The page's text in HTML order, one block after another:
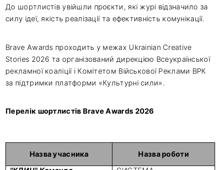
До шортлистів увійшли проєкти, які журі відзначило за
силу ідеї, якість реалізації та ефективність комунікації.
Brave Awards проходить у межах Ukrainian Creative
Stories 2026 та організований дирекцією Всеукраїнської
рекламної коаліції і Комітетом Військової Реклами ВРК
за підтримки платформи «Культурні сили».
Перелік шортлистів Brave Awards 2026
Назва учасника
Назва роботи